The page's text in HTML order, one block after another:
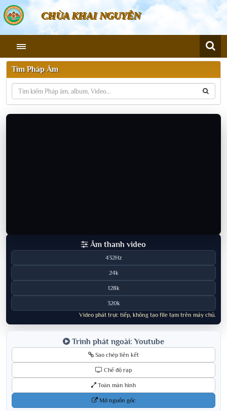
CHÙA KHAI NGUYÊN
Tìm Pháp Âm
Âm thanh video
432Hz
24k
128k
320k
Video phát trực tiếp, không tạo file tạm trên máy chủ.
Trình phát ngoài: Youtube
Sao chép liên kết
Chế độ rạp
Toàn màn hình
Mở nguồn gốc